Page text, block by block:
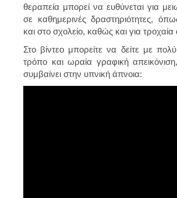
θεραπεία μπορεί να ευθύνεται για
σε καθημερινές δραστηριότητες,
και στο σχολείο, καθώς και για
Στο βίντεο μπορείτε να δείτε με
τρόπο και ωραία γραφική
συμβαίνει στην υπνική άπνοια: